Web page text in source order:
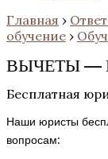
Главная ›
обучение ›
ВЫЧЕТЫ —
Бесплатная
Наши юристы
вопросам: